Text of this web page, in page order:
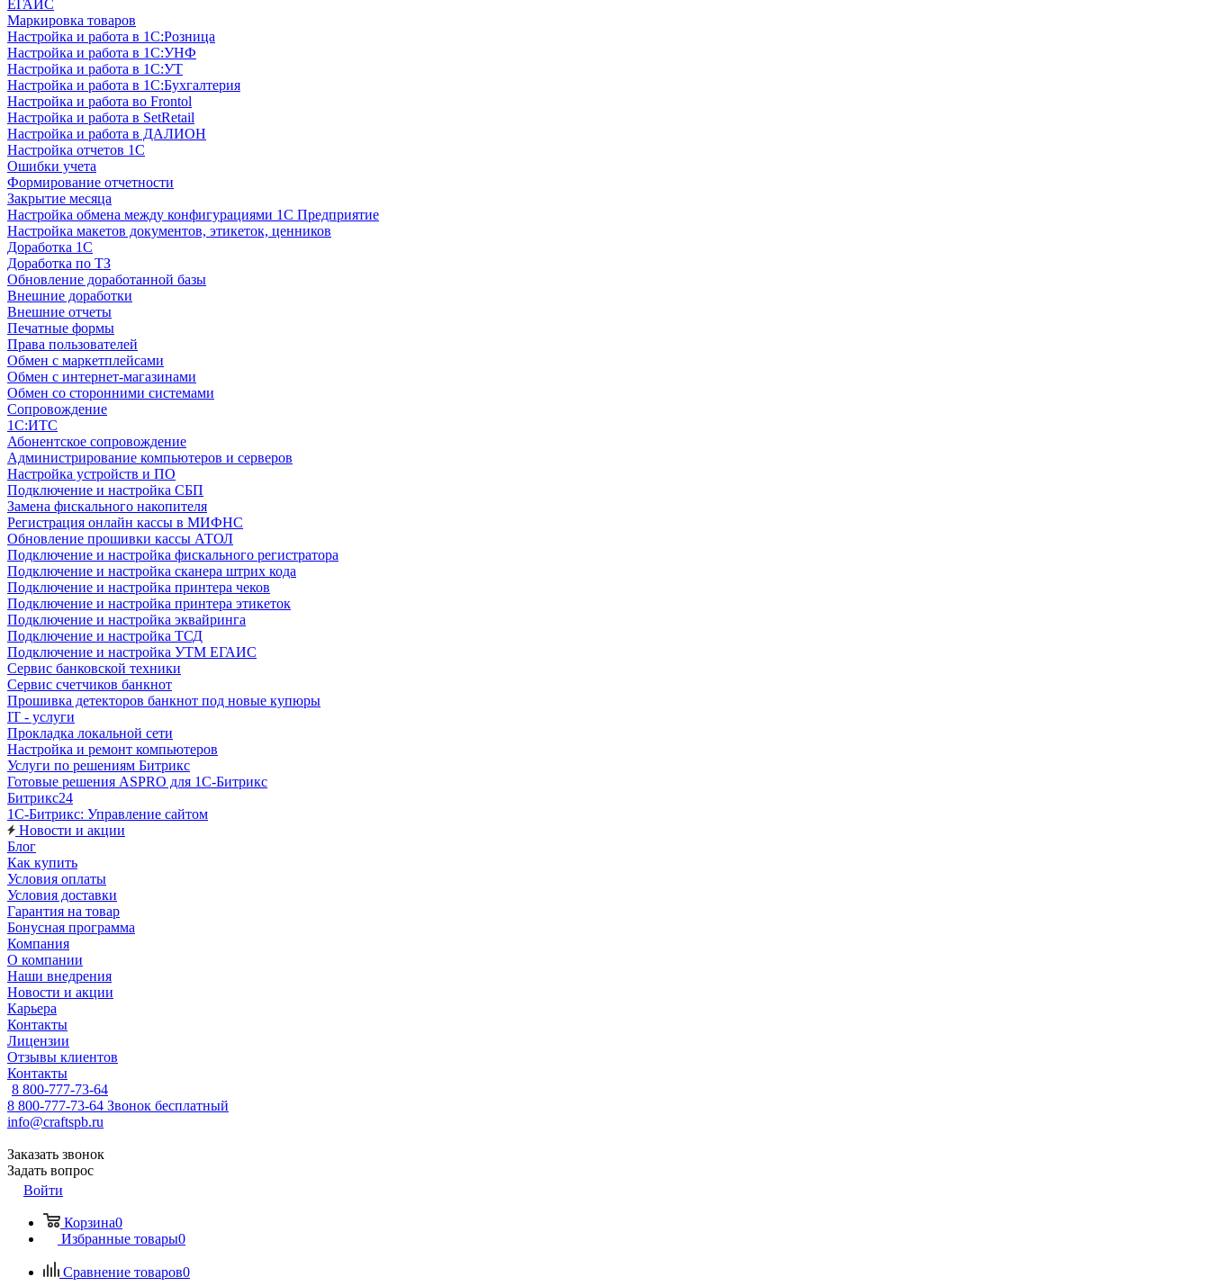
ЕГАИС
Маркировка товаров
Настройка и работа в 1С:Розница
Настройка и работа в 1С:УНФ
Настройка и работа в 1С:УТ
Настройка и работа в 1С:Бухгалтерия
Настройка и работа во Frontol
Настройка и работа в SetRetail
Настройка и работа в ДАЛИОН
Настройка отчетов 1С
Ошибки учета
Формирование отчетности
Закрытие месяца
Настройка обмена между конфигурациями 1С Предприятие
Настройка макетов документов, этикеток, ценников
Доработка 1С
Доработка по ТЗ
Обновление доработанной базы
Внешние доработки
Внешние отчеты
Печатные формы
Права пользователей
Обмен с маркетплейсами
Обмен с интернет-магазинами
Обмен со сторонними системами
Сопровождение
1C:ИТС
Абонентское сопровождение
Администрирование компьютеров и серверов
Настройка устройств и ПО
Подключение и настройка СБП
Замена фискального накопителя
Регистрация онлайн кассы в МИФНС
Обновление прошивки кассы АТОЛ
Подключение и настройка фискального регистратора
Подключение и настройка сканера штрих кода
Подключение и настройка принтера чеков
Подключение и настройка принтера этикеток
Подключение и настройка эквайринга
Подключение и настройка ТСД
Подключение и настройка УТМ ЕГАИС
Сервис банковской техники
Сервис счетчиков банкнот
Прошивка детекторов банкнот под новые купюры
IT - услуги
Прокладка локальной сети
Настройка и ремонт компьютеров
Услуги по решениям Битрикс
Готовые решения ASPRO для 1С-Битрикс
Битрикс24
1С-Битрикс: Управление сайтом
Новости и акции
Блог
Как купить
Условия оплаты
Условия доставки
Гарантия на товар
Бонусная программа
Компания
О компании
Наши внедрения
Новости и акции
Карьера
Контакты
Лицензии
Отзывы клиентов
Контакты
8 800-777-73-64
8 800-777-73-64 Звонок бесплатный
info@craftspb.ru
Заказать звонок
Задать вопрос
Войти
Корзина0
Избранные товары0
Сравнение товаров0